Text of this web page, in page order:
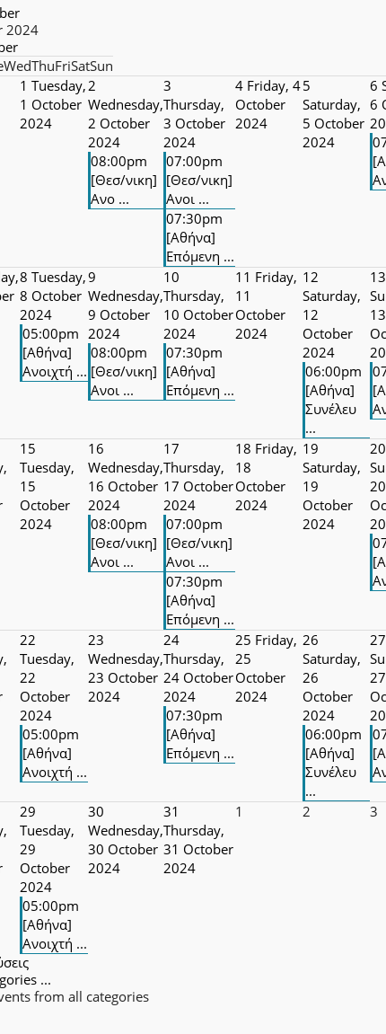
2024
WedThuFriSatSun
1 Tuesday,
1 October
2024
2
Wednesday,
2 October
2024
08:00pm
[Θεσ/νικη]
Ανο ...
3
Thursday,
3 October
2024
07:00pm
[Θεσ/νικη]
Ανοι ...
07:30pm
[Αθήνα]
Επόμενη ...
4 Friday, 4
October
2024
5
Saturday,
5 October
2024
6
6
8 Tuesday,
8 October
2024
05:00pm
[Αθήνα]
Ανοιχτή ...
9
Wednesday,
9 October
2024
08:00pm
[Θεσ/νικη]
Ανοι ...
10
Thursday,
10 October
2024
07:30pm
[Αθήνα]
Επόμενη ...
11 Friday,
11
October
2024
12
Saturday,
12
October
2024
06:00pm
[Αθήνα]
Συνέλευ
...
13
13
15
Tuesday,
15
October
2024
16
Wednesday,
16 October
2024
08:00pm
[Θεσ/νικη]
Ανοι ...
17
Thursday,
17 October
2024
07:00pm
[Θεσ/νικη]
Ανοι ...
07:30pm
[Αθήνα]
Επόμενη ...
18 Friday,
18
October
2024
19
Saturday,
19
October
2024
20
20
22
Tuesday,
22
October
2024
05:00pm
[Αθήνα]
Ανοιχτή ...
23
Wednesday,
23 October
2024
24
Thursday,
24 October
2024
07:30pm
[Αθήνα]
Επόμενη ...
25 Friday,
25
October
2024
26
Saturday,
26
October
2024
06:00pm
[Αθήνα]
Συνέλευ
...
27
27
29
Tuesday,
29
October
2024
05:00pm
[Αθήνα]
Ανοιχτή ...
30
Wednesday,
30 October
2024
31
Thursday,
31 October
2024
1 2 3
...
from all categories